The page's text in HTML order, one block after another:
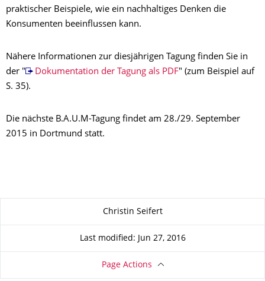
praktischer Beispiele, wie ein nachhaltiges Denken die
Konsumenten beeinflussen kann.
Nähere Informationen zur diesjährigen Tagung finden Sie in
der "
Dokumentation der Tagung als PDF" (zum Beispiel auf
S. 35).
Die nächste B.A.U.M-Tagung findet am 28./29. September
2015 in Dortmund statt.
Christin Seifert
Last modified: Jun 27, 2016
Page Actions